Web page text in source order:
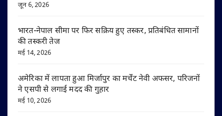
जून 6, 2026
भारत-नेपाल सीमा पर फिर सक्रिय हुए तस्कर, प्रतिबंधित सामानों
की तस्करी तेज
मई 14, 2026
अमेरिका में लापता हुआ मिर्जापुर का मर्चेंट नेवी अफसर, परिजनों
ने एसपी से लगाई मदद की गुहार
मई 10, 2026